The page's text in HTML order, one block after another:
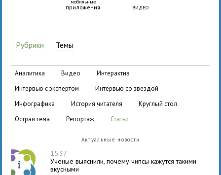
мобильные
приложения ВИДЕО
Рубрики Темы
аналитика видео
интерактив
интервью с экспертом
интервью со звездой
инфографика
история читателя
круглый стол
острая тема
репортаж статьи
Актуальные новости
15:37
Ученые выяснили, почему чипсы кажутся такими
вкусными